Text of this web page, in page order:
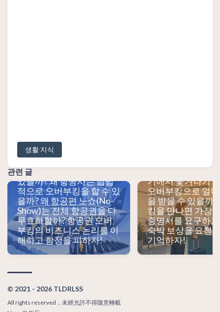
생활 지식
관련 글
항공권을 사면 항상 자리가
있을까? 왜 항공사는 합법
적으로 오버부킹을 할 수 있
을까? 왜 항공편 노쇼(No-
Show)는 전체 항공권을 다
무효화할까? 항공권 오버
부킹의 비즈니스 논리를 이
해하고 함정을 피하자!
면 어떻게 해야 할
기에서 쫓겨나기
오버부킹으로 얼
을 받을 수 있을까
킹을 만나면 가장
증명서를 요구하
숙박 보상을 요청
기억하자!
© 2021 - 2026 TLDRLSS
All rights reserved，未經允許不得隨意轉載